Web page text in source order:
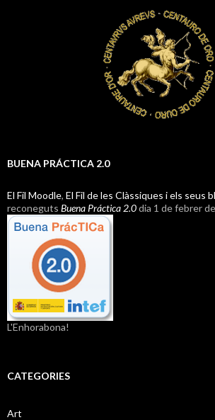
BUENA PRÁCTICA 2.0
El Fil Moodle, El Fil de les Clàssiques i els seus
reconeguts Buena Práctica 2.0dia 1 de febrer
L'Enhorabona!
CATEGORIES
Art